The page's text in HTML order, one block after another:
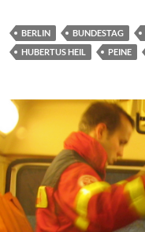
BERLIN BUNDESTAG
HUBERTUS HEIL
PEINE